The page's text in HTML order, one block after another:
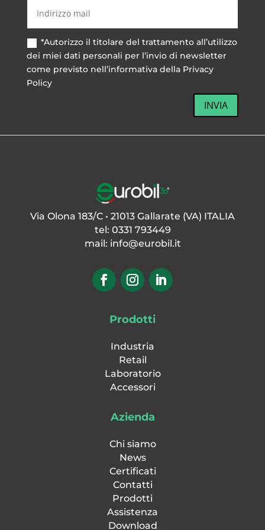
*Autorizzo il titolare del trattamento all’utilizzo
dei miei dati personali per l’invio di newsletter
come previsto nell’informativa della Privacy
Policy
INVIA
Via Olona 183/C • 21013 Gallarate (VA) ITALIA
tel: 0331 793449
mail: info@eurobil.it
Prodotti
Industria
Retail
Laboratorio
Accessori
Azienda
Chi siamo
News
Certificati
Contatti
Prodotti
Assistenza
Download